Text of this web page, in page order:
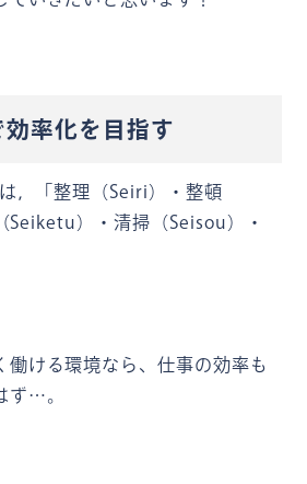
効率化を目指す
，「整理（Seiri）・整頓
Seiketu）・清掃（Seisou）・
働ける環境なら、仕事の効率も
ず…。